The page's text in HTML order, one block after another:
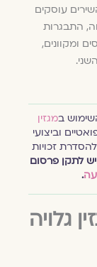
עוסקים
התבגרות
ומקוונים,
ב מגזין
וביצועי
זכויות
לתקן פרסום
.
גלויה